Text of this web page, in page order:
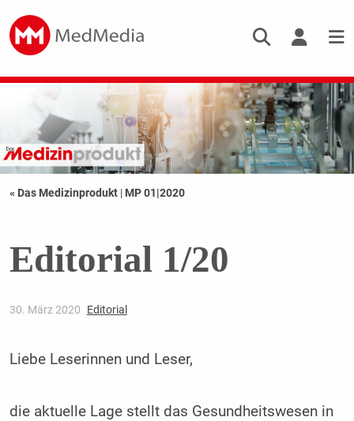
« Das Medizinprodukt | MP 01|2020
Editorial 1/20
30. März 2020 Editorial
Liebe Leserinnen und Leser,
die aktuelle Lage stellt das Gesundheitswesen in